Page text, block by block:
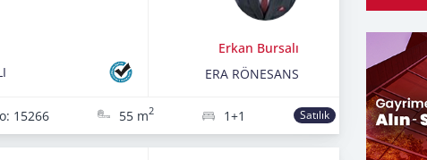
Erkan Bursalı
ERA RÖNESANS
15266 55 m2 1+1 Satılık